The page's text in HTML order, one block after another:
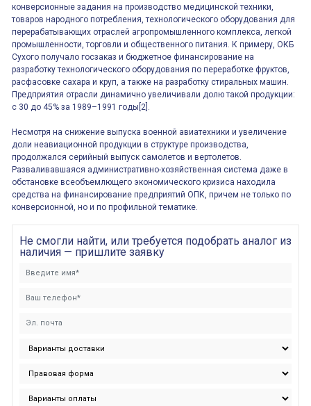
конверсионные задания на производство медицинской техники,
товаров народного потребления, технологического оборудования для
перерабатывающих отраслей агропромышленного комплекса, легкой
промышленности, торговли и общественного питания. К примеру, ОКБ
Сухого получало госзаказ и бюджетное финансирование на
разработку технологического оборудования по переработке фруктов,
расфасовке сахара и круп, а также на разработку стиральных машин.
Предприятия отрасли динамично увеличивали долю такой продукции:
с 30 до 45% за 1989–1991 годы[2].
Несмотря на снижение выпуска военной авиатехники и увеличение
доли неавиационной продукции в структуре производства,
продолжался серийный выпуск самолетов и вертолетов.
Разваливавшаяся административно-хозяйственная система даже в
обстановке всеобъемлющего экономического кризиса находила
средства на финансирование предприятий ОПК, причем не только по
конверсионной, но и по профильной тематике.
Не смогли найти, или требуется подобрать аналог из
наличия — пришлите заявку